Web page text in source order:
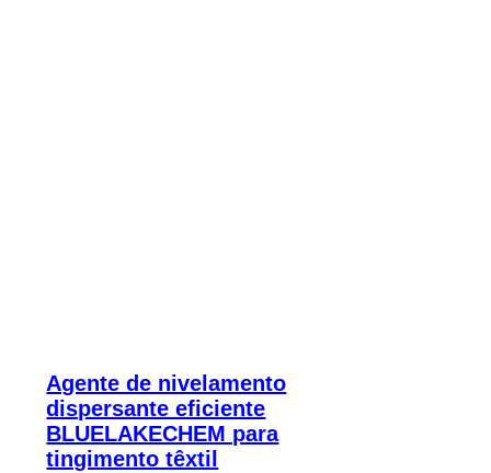
Agente de nivelamento
dispersante eficiente
BLUELAKECHEM para
tingimento têxtil